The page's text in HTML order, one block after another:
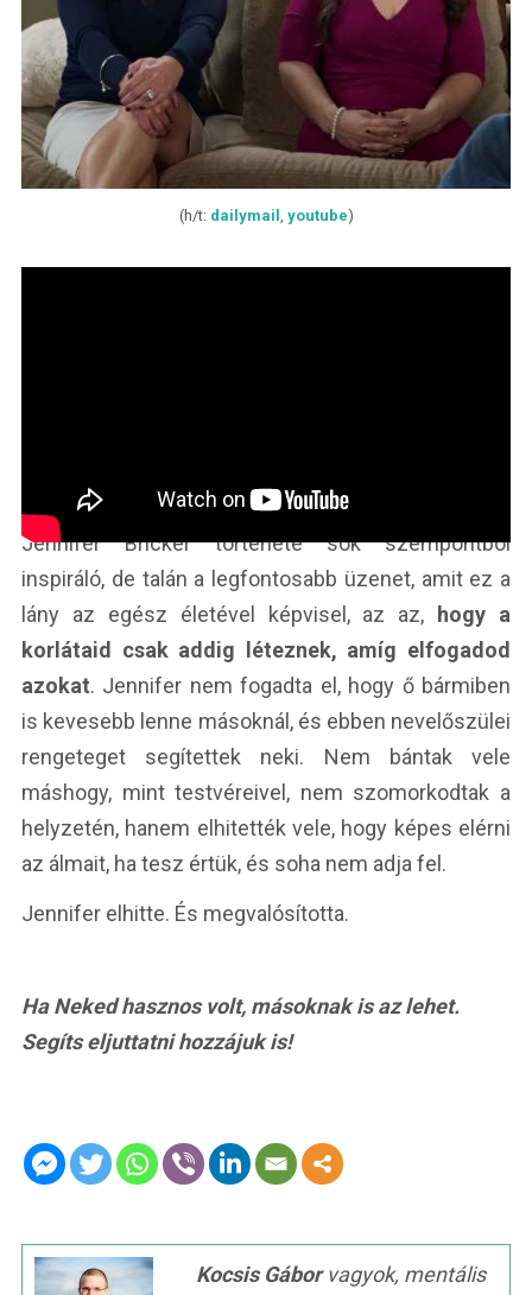
(h/t: dailymail , youtube)
Jennifer Bricker története sok szempontból
inspiráló, de talán a legfontosabb üzenet, amit ez a
lány az egész életével képvisel, az az, hogy a
korlátaid csak addig léteznek, amíg elfogadod
azokat. Jennifer nem fogadta el, hogy ő bármiben
is kevesebb lenne másoknál, és ebben nevelőszülei
rengeteget segítettek neki. Nem bántak vele
máshogy, mint testvéreivel, nem szomorkodtak a
helyzetén, hanem elhitették vele, hogy képes elérni
az álmait, ha tesz értük, és soha nem adja fel.
Jennifer elhitte. És megvalósította.
Ha Neked hasznos volt, másoknak is az lehet.
Segíts eljuttatni hozzájuk is!
Kocsis Gáborvagyok, mentális